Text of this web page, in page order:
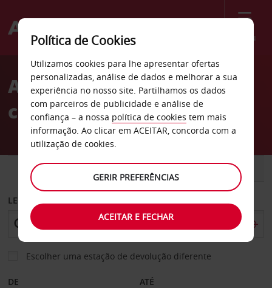
Menu
Welcome
AvisAluguer de
carros Pinetown
CARRO COMERCIAIS
LEVANTAR EM
Escolher uma estação de devolução diferente
DE ATÉ
Política de Cookies
Utilizamos cookies para lhe apresentar ofertas
personalizadas, análise de dados e melhorar a sua
experiência no nosso site. Partilhamos os dados
com parceiros de publicidade e análise de
confiança – a nossa política de cookies tem mais
informação. Ao clicar em ACEITAR, concorda com a
utilização de cookies.
GERIR PREFERÊNCIAS
ACEITAR E FECHAR